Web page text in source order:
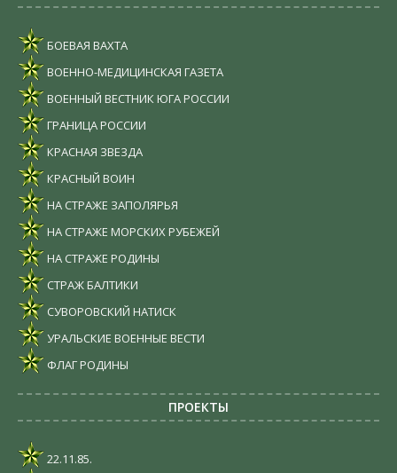
БОЕВАЯ ВАХТА
ВОЕННО-МЕДИЦИНСКАЯ ГАЗЕТА
ВОЕННЫЙ ВЕСТНИК ЮГА РОССИИ
ГРАНИЦА РОССИИ
КРАСНАЯ ЗВЕЗДА
КРАСНЫЙ ВОИН
НА СТРАЖЕ ЗАПОЛЯРЬЯ
НА СТРАЖЕ МОРСКИХ РУБЕЖЕЙ
НА СТРАЖЕ РОДИНЫ
СТРАЖ БАЛТИКИ
СУВОРОВСКИЙ НАТИСК
УРАЛЬСКИЕ ВОЕННЫЕ ВЕСТИ
ФЛАГ РОДИНЫ
ПРОЕКТЫ
22.11.85.